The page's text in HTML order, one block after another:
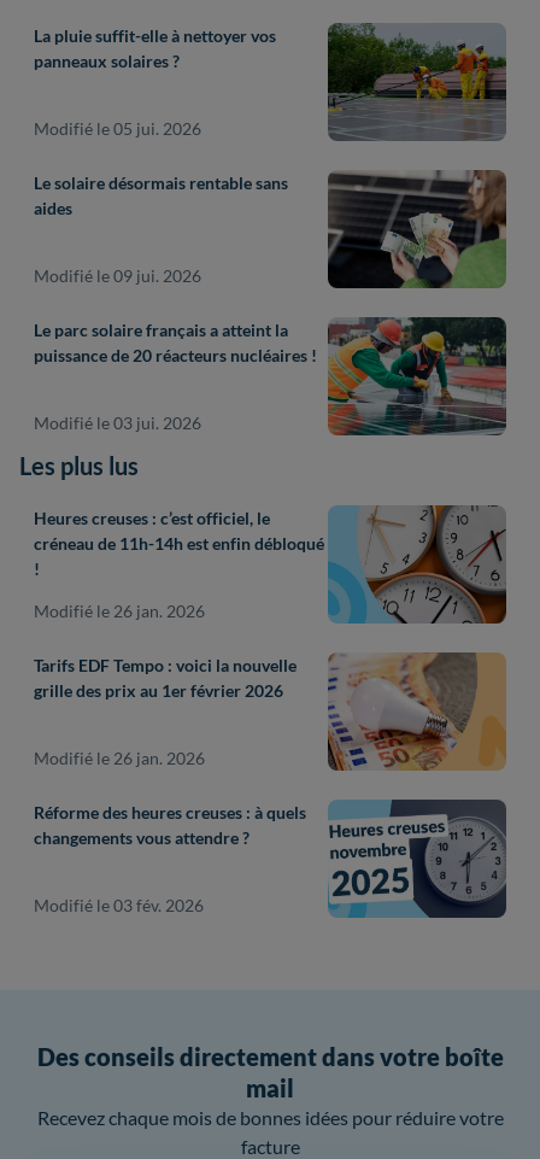
La pluie suffit-elle à nettoyer vos
panneaux solaires ?
Modifié le 05 jui. 2026
Le solaire désormais rentable sans
aides
Modifié le 09 jui. 2026
Le parc solaire français a atteint la
puissance de 20 réacteurs nucléaires !
Modifié le 03 jui. 2026
Les plus lus
Heures creuses : c’est officiel, le
créneau de 11h-14h est enfin débloqué
!
Modifié le 26 jan. 2026
Tarifs EDF Tempo : voici la nouvelle
grille des prix au 1er février 2026
Modifié le 26 jan. 2026
Réforme des heures creuses : à quels
changements vous attendre ?
Modifié le 03 fév. 2026
Des conseils directement dans votre boîte
mail
Recevez chaque mois de bonnes idées pour réduire votre
facture